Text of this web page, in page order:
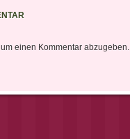
einen Kommentar abzugeben.